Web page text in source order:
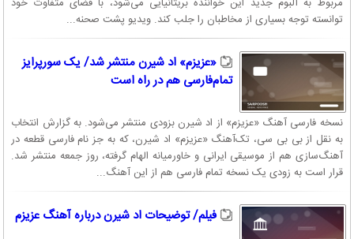
توانسته توجه بسیاری از مخاطبان را جلب کند. ویدیو پشت صحنه...
«عزیزم» اد شیرن منتشر شد/ یک سورپرایز
تمام‌فارسی هم در راه است
نسخه فارسی آهنگ «عزیزم» از اد شیرن بزودی منتشر می‌شود. به گزارش انتخاب
به نقل از بی بی سی، تک‌آهنگ «عزیزم» اد شیرن، که به جز نام فارسی قطعه در
آهنگ‌سازی هم از موسیقی ایرانی و خاورمیانه الهام گرفته، روز جمعه منتشر شد.
قرار است به زودی یک نسخه تمام فارسی هم از این آهنگ...
فیلم/ توضیحات اد شیرن درباره آهنگ عزیزم